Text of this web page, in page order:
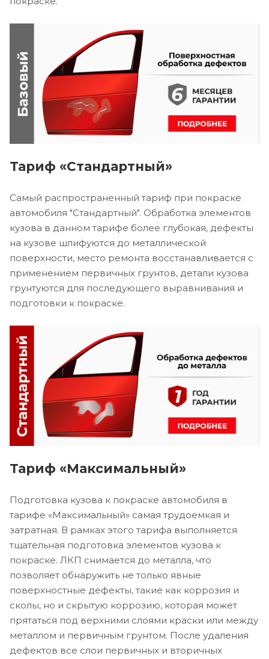
Тариф «Стандартный»
Самый распространенный тариф при покраске
автомобиля "Стандартный". Обработка элементов
кузова в данном тарифе более глубокая, дефекты
на кузове шлифуются до металлической
поверхности, место ремонта восстанавливается с
применением первичных грунтов, детали кузова
грунтуются для последующего выравнивания и
подготовки к покраске.
Тариф «Максимальный»
Подготовка кузова к покраске автомобиля в
тарифе «Максимальный» самая трудоемкая и
затратная. В рамках этого тарифа выполняется
тщательная подготовка элементов кузова к
покраске. ЛКП снимается до металла, что
позволяет обнаружить не только явные
поверхностные дефекты, такие как коррозия и
сколы, но и скрытую коррозию, которая может
прятаться под верхними слоями краски или между
металлом и первичным грунтом. После удаления
дефектов все слои первичных и вторичных